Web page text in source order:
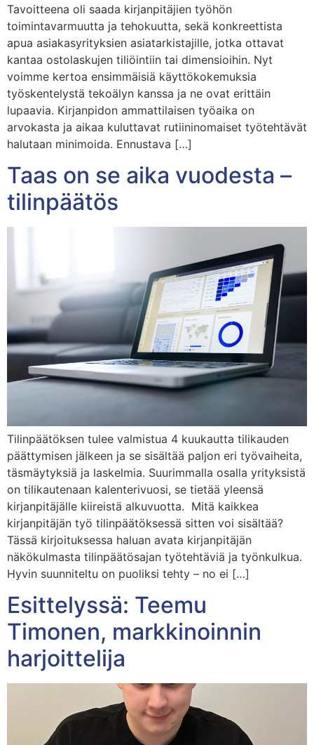
Tavoitteena oli saada kirjanpitäjien työhön
toimintavarmuutta ja tehokuutta, sekä konkreettista
apua asiakasyrityksien asiatarkistajille, jotka ottavat
kantaa ostolaskujen tiliöintiin tai dimensioihin. Nyt
voimme kertoa ensimmäisiä käyttökokemuksia
työskentelystä tekoälyn kanssa ja ne ovat erittäin
lupaavia. Kirjanpidon ammattilaisen työaika on
arvokasta ja aikaa kuluttavat rutiininomaiset työtehtävät
halutaan minimoida. Ennustava […]
Taas on se aika vuodesta –
tilinpäätös
Tilinpäätöksen tulee valmistua 4 kuukautta tilikauden
päättymisen jälkeen ja se sisältää paljon eri työvaiheita,
täsmäytyksiä ja laskelmia. Suurimmalla osalla yrityksistä
on tilikautenaan kalenterivuosi, se tietää yleensä
kirjanpitäjälle kiireistä alkuvuotta. Mitä kaikkea
kirjanpitäjän työ tilinpäätöksessä sitten voi sisältää?
Tässä kirjoituksessa haluan avata kirjanpitäjän
näkökulmasta tilinpäätösajan työtehtäviä ja työnkulkua.
Hyvin suunniteltu on puoliksi tehty – no ei […]
Esittelyssä: Teemu
Timonen, markkinoinnin
harjoittelija